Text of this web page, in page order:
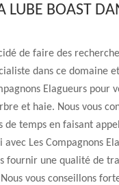
LUBE BOAST
de faire des
dans ce domaine
Elagueurs pour
et haie. Nous vous
de temps en faisant
avec Les Compagnons
fournir une qualité de
vous conseillons